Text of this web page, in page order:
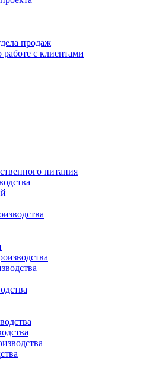
продаж
с клиентами
питания